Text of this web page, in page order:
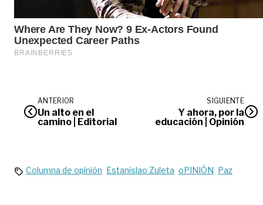
ANTERIOR
Un alto en el
camino | Editorial
SIGUIENTE
Y ahora, por la
educación | Opinión
Columna de opinión Estanislao Zuleta oPINIÓN Paz